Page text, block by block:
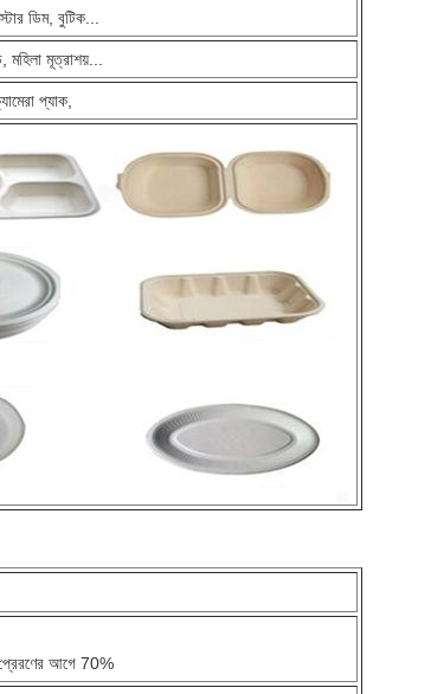
ডিম, বুটিক...
মূত্রাশয়...
প্যাক,
আগে 70%